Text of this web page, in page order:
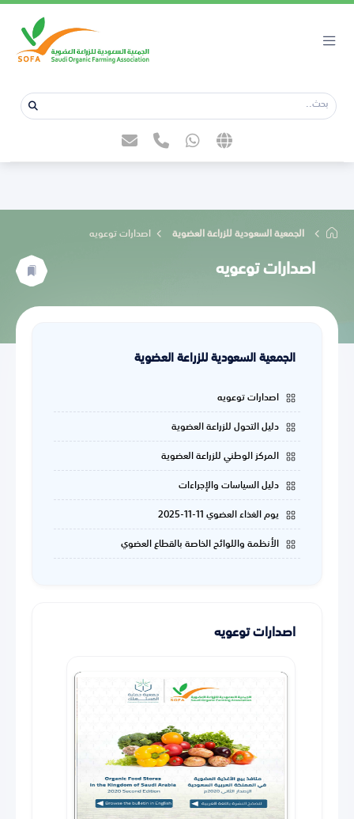
الجمعية السعودية للزراعة العضوية اصدارات توعويه
اصدارات توعويه
الجمعية السعودية للزراعة العضوية
اصدارات توعويه
دليل التحول للزراعة العضوية
المركز الوطني للزراعة العضوية
دليل السياسات والإجراءات
يوم الغذاء العضوي 11-11-2025
الأنظمة واللوائح الخاصة بالقطاع العضوي
اصدارات توعويه